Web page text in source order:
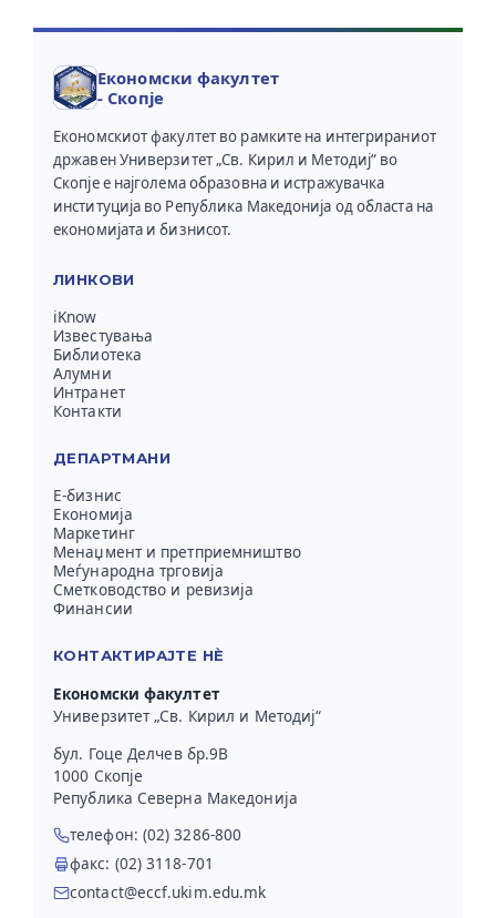
Економски факултет
- Скопје
Економскиот факултет во рамките на интегрираниот
државен Универзитет „Св. Кирил и Методиј“ во
Скопје е најголема образовна и истражувачка
институција во Република Македонија од областа на
економијата и бизнисот.
ЛИНКОВИ
iKnow
Известувања
Библиотека
Алумни
Интранет
Контакти
ДЕПАРТМАНИ
Е-бизнис
Економија
Маркетинг
Менаџмент и претприемништво
Меѓународна трговија
Сметководство и ревизија
Финансии
КОНТАКТИРАЈТЕ НЀ
Економски факултет
Универзитет „Св. Кирил и Методиј“
бул. Гоце Делчев бр.9В
1000 Скопје
Република Северна Македонија
телефон: (02) 3286-800
факс: (02) 3118-701
contact@eccf.ukim.edu.mk